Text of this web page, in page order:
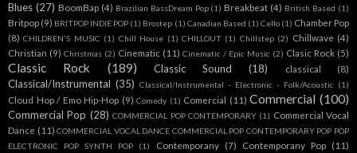
Blues (27) BoomBap (4) Brazilian BassDream Pop (1) Breakbeat (4) British Based (1)
Britpop (9) BRITPOP INDIE POP (1) Brostep (1) Canadian Based (1) Cello (1) Chamber Pop
(8) CHILDREN'S MUSIC (1) Chill House (1) CHILLOUT (1) Chillstep (2) Chillwave (4)
Christian (9) Christmas (2) Cinematic (11) Cinematic / Epic Music (2) Clasic Rock (5)
Classic Rock (189) Classic Sound (18) classical (8)
Classical/Instrumental (35) Classical/Instrumental - Electronic - Folk/Acoustic (1)
Cloud Hop / Emo Hip-Hop (9) Comedy (1) Comercial (11) Commercial (100)
Commercial Pop (28) COMMERCIAL POP CONTEMPORARY (1) Commercial Vocal
Dance (11) COMMERCIAL VOCAL DANCE COMMERCIAL POP CONTEMPORARY POP POP
ELECTRONIC POP SYNTH POP
(1) Contemporany (7) Contemporany Pop (11)